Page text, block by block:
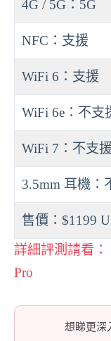
4G / 5G：5G
NFC：支援
WiFi 6：支援
WiFi 6e：不支
WiFi 7：不支
3.5mm 耳機：
售價：$1199
詳細評測請看：
Pro
想睇更深